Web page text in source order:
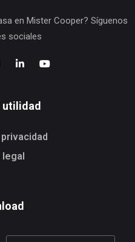
en Mister Cooper? Síguenos
sociales
utilidad
legal